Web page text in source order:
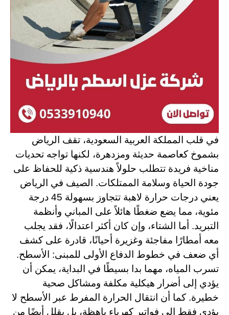
في قلب المملكة العربية السعودية، تقف الرياض
بشموخ كعاصمة حديثة ومزدهرة، لكنها تواجه تحديات
مناخية فريدة تتطلب حلولاً هندسية ذكية للحفاظ على
جودة الحياة وسلامة الممتلكات. الصيف في الرياض
يعني درجات حرارة لاهبة تتجاوز بسهولة 45 درجة
مئوية، مما يضع ضغطًا هائلاً على المباني وأنظمة
التبريد. أما الشتاء، وإن كان أكثر اعتدالًا، فقد يجلب
معه أمطارًا مفاجئة وغزيرة أحيانًا، قادرة على كشف
أي ضعف في خطوط الدفاع الأولى للمبنى: الأسطح.
تسرب المياه، مهما بدا بسيطًا في البداية، يمكن أن
يؤدي إلى أضرار هيكلية مكلفة ومشاكل صحية
خطيرة. كما أن انتقال الحرارة المفرط عبر الأسطح لا
يؤدي فقط إلى فواتير كهرباء باهظة، بل يقلل أيضًا من